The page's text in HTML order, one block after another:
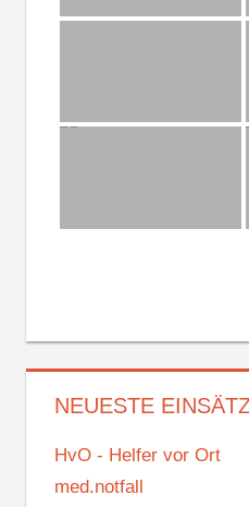
NEUESTE
HvO - Helfer vor Ort
med.notfall